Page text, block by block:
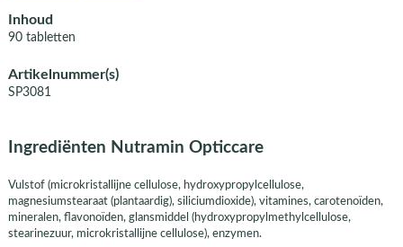
Inhoud
90 tabletten
Artikelnummer(s)
SP3081
Ingrediënten Nutramin Opticcare
Vulstof (microkristallijne cellulose, hydroxypropylcellulose,
magnesiumstearaat (plantaardig), siliciumdioxide), vitamines, carotenoïden,
mineralen, flavonoïden, glansmiddel (hydroxypropylmethylcellulose,
stearinezuur, microkristallijne cellulose), enzymen.